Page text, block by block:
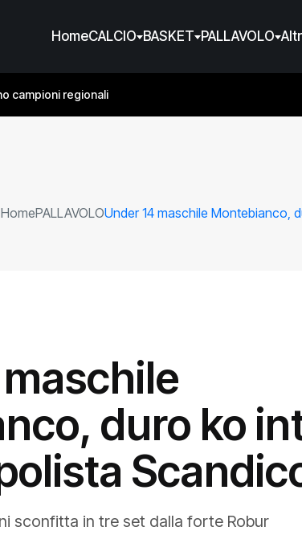
HomeCALCIO BASKET PALLAVOLO
campioni regionali
HomePALLAVOLOUnder 14 maschile Montebianco,
duro ko
sconfitta in tre set dalla forte Robur